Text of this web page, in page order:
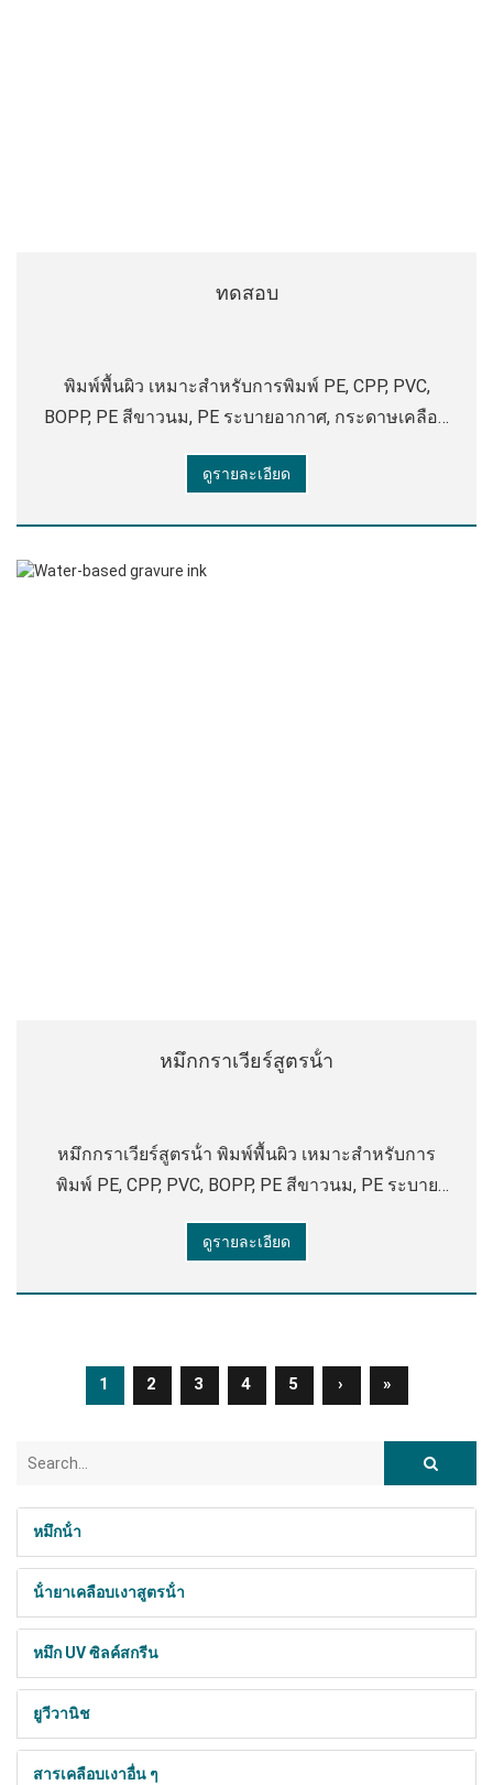
ทดสอบ
พิมพ์พื้นผิว เหมาะสําหรับการพิมพ์ PE, CPP, PVC,
BOPP, PE สีขาวนม, PE ระบายอากาศ, กระดาษเคลือบ
ดูรายละเอียด
หมึกกราเวียร์สูตรน้ํา
หมึกกราเวียร์สูตรน้ํา พิมพ์พื้นผิว เหมาะสําหรับการ
พิมพ์ PE, CPP, PVC, BOPP, PE สีขาวนม, PE ระบาย
ดูรายละเอียด
1 2 3 4 5 › »
หมึกน้ํา
น้ํายาเคลือบเงาสูตรน้ํา
หมึก UV ซิลค์สกรีน
ยูวีวานิช
สารเคลือบเงาอื่น ๆ